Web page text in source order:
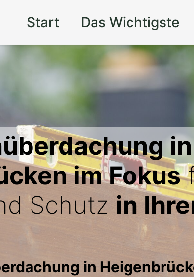
Start Das Wichtigste
in
im Fokus
Schutz in
in